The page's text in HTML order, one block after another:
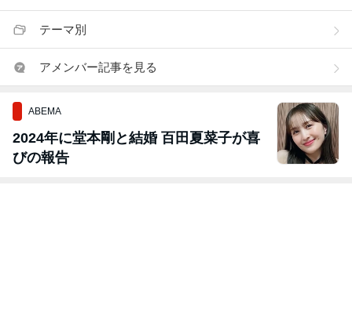
テーマ別
アメンバー記事を見る
ABEMA
2024年に堂本剛と結婚 百田夏菜子が喜
びの報告